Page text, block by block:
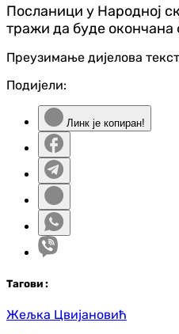
Посланици у Народној
тражи да буде окончана
Преузимање дијелова
Подијели:
Линк је копиран!
Тагови :
Жељка Цвијановић